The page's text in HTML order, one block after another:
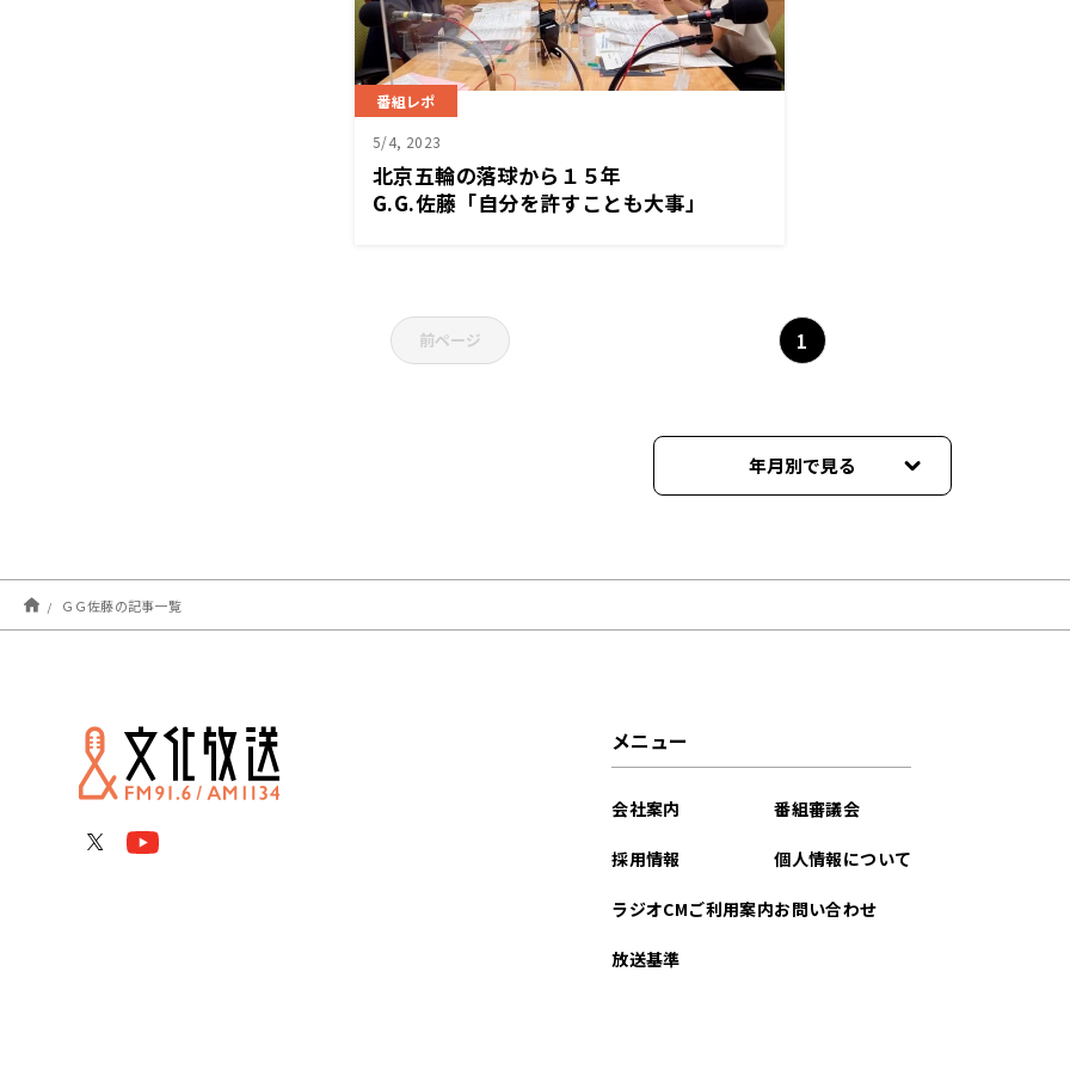
番組レポ
5/4, 2023
北京五輪の落球から１５年
G.G.佐藤「自分を許すことも大事」
前ページ 1
年月別で見る
ＧＧ佐藤の記事一覧
メニュー
会社案内
採用情報
ラジオCMご利用案内
放送基準
番組審議会
個人情報について
お問い合わせ